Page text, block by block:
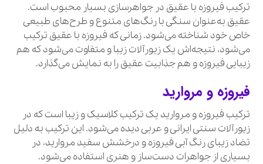
ترکیب فیروزه با عقیق در جواهرسازی بسیار محبوب است.
عقیق به‌عنوان سنگی با رنگ‌های متنوع و طرح‌های طبیعی
خاص خود شناخته می‌شود. زمانی که فیروزه با عقیق ترکیب
می‌شود، نتیجه‌اش یک زیورآلات زیبا و متفاوت می‌شود که هم
زیبایی فیروزه و هم جذابیت عقیق را به نمایش می‌گذارد.
فیروزه و مروارید
ترکیب فیروزه و مروارید یک ترکیب کلاسیک و زیبا است که در
زیورآلات سنتی ایرانی و عربی دیده می‌شود. این ترکیب به دلیل
تضاد زیبای رنگ آبی فیروزه و درخشش سفید مروارید، در
بسیاری از جواهرات دست‌ساز و هنری استفاده می‌شود.